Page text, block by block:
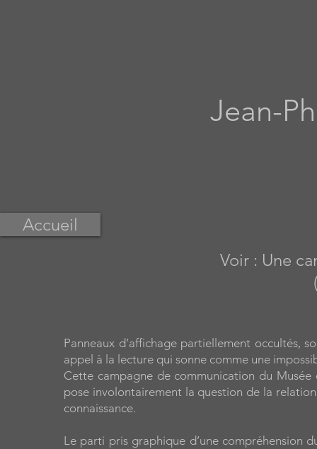
Jean-
Accueil
Voir : Une
Panneaux d’affichage partiellement occultés,
appel à la lecture qui sonne comme une
Cette campagne de communication du
pose involontairement la question de la
connaissance.
Le parti pris graphique d’une compréhension